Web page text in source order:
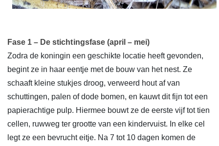
Fase 1 – De stichtingsfase (april – mei)
Zodra de koningin een geschikte locatie heeft gevonden,
begint ze in haar eentje met de bouw van het nest. Ze
schaaft kleine stukjes droog, verweerd hout af van
schuttingen, palen of dode bomen, en kauwt dit fijn tot een
papierachtige pulp. Hiermee bouwt ze de eerste vijf tot tien
cellen, ruwweg ter grootte van een kindervuist. In elke cel
legt ze een bevrucht eitje. Na 7 tot 10 dagen komen de